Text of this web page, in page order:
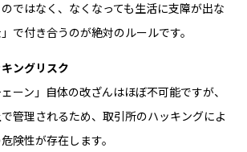
ではなく、なくなっても生活に支障が出な
で付き合うのが絶対のルールです。
ングリスク
ェーン」自体の改ざんはほぼ不可能ですが、
管理されるため、取引所のハッキングによ
険性が存在します。